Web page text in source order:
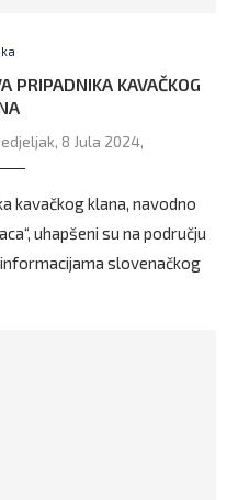
PRIPADNIKA KAVAČKOG
8 Jula 2024,
kavačkog klana, navodno
uhapšeni su na području
slovenačkog